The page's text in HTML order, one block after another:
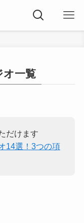
オ一覧
だけます
14選！3つの項